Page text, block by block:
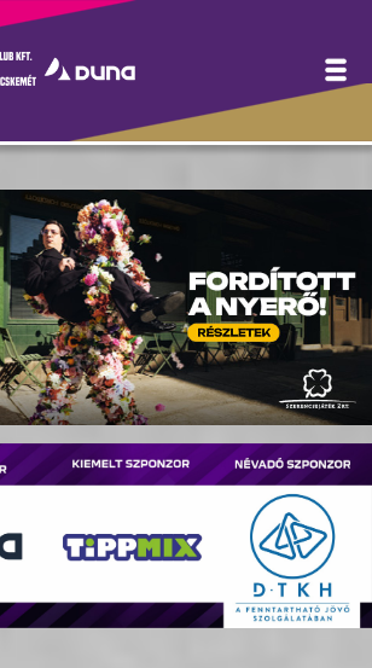
Hírek